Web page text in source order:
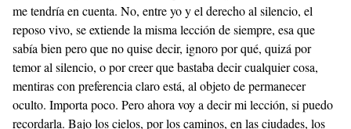
me tendría en cuenta. No, entre yo y el derecho al silencio, el
reposo vivo, se extiende la misma lección de siempre, esa que
sabía bien pero que no quise decir, ignoro por qué, quizá por
temor al silencio, o por creer que bastaba decir cualquier cosa,
mentiras con preferencia claro está, al objeto de permanecer
oculto. Importa poco. Pero ahora voy a decir mi lección, si puedo
recordarla. Bajo los cielos, por los caminos, en las ciudades, los